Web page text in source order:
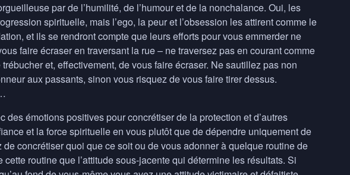
par de l’humilité, de l’humour et de la nonchalance. Oui, les
spirituelle, mais l’ego, la peur et l’obsession les attirent comme le
et ils se rendront compte que leurs efforts pour vous emmerder ne
faire écraser en traversant la rue – ne traversez pas en courant comme
et, effectivement, de vous faire écraser. Ne sautillez pas non
aux passants, sinon vous risquez de vous faire tirer dessus.
émotions positives pour concrétiser de la protection et d’autres
et la force spirituelle en vous plutôt que de dépendre uniquement de
concrétiser quoi que ce soit ou de vous adonner à quelque routine de
routine que l’attitude sous-jacente qui détermine les résultats. Si